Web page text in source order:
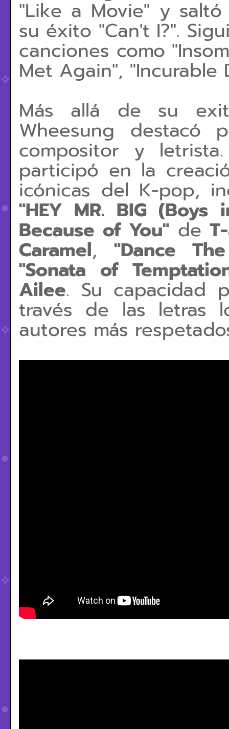
"Like a Movie" y
su éxito "Can't I?".
canciones como
Met Again", "Incurable
Más allá de su
Wheesung destacó
compositor y
participó en la
icónicas del K-pop,
"HEY MR. BIG (Boys
Because of You" de
Caramel, "Dance
"Sonata of
Ailee. Su capacidad
través de las letras
autores más